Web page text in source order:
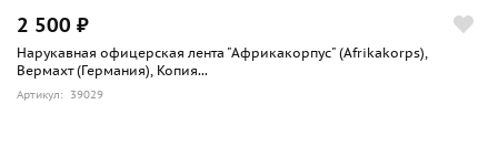
2 500 ₽
Нарукавная офицерская лента "Африкакорпус" (Afrikakorps),
Вермахт (Германия), Копия...
Артикул: 39029